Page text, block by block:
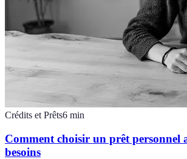
Crédits et Prêts6 min
Comment choisir un prêt personnel
besoins